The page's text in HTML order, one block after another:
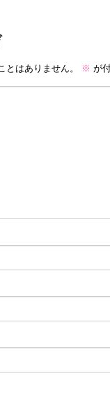
とはありません。 ※ が